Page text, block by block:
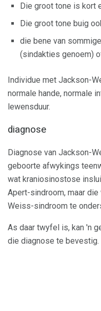
Die groot tone is kort
Die groot tone buig
die bene van
(sindakties genoem)
Individue met Jackson-
normale hande, normale
lewensduur.
diagnose
Diagnose van Jackson-
geboorte afwykings
wat kraniosinostose
Apert-sindroom, maar
Weiss-sindroom te
As daar twyfel is, kan 'n
die diagnose te bevestig.